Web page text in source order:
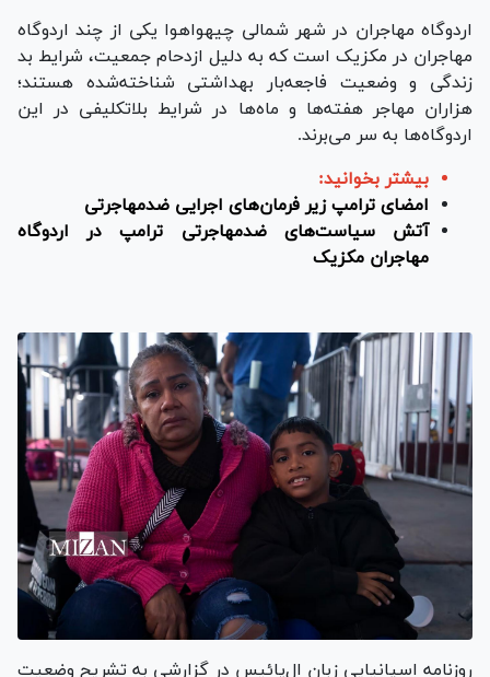
اردوگاه مهاجران در شهر شمالی چیهواهوا یکی از چند اردوگاه
مهاجران در مکزیک است که به دلیل ازدحام جمعیت، شرایط بد
زندگی و وضعیت فاجعه‌بار بهداشتی شناخته‌شده هستند؛
هزاران مهاجر هفته‌ها و ماه‌ها در شرایط بلاتکلیفی در این
اردوگاه‌ها به سر می‌برند.
بیشتر بخوانید:
امضای ترامپ زیر فرمان‌های اجرایی ضدمهاجرتی
آتش سیاست‌های ضدمهاجرتی ترامپ در اردوگاه
مهاجران مکزیک
روزنامه اسپانیایی زبان ال‌پائیس در گزارشی به تشریح وضعیت